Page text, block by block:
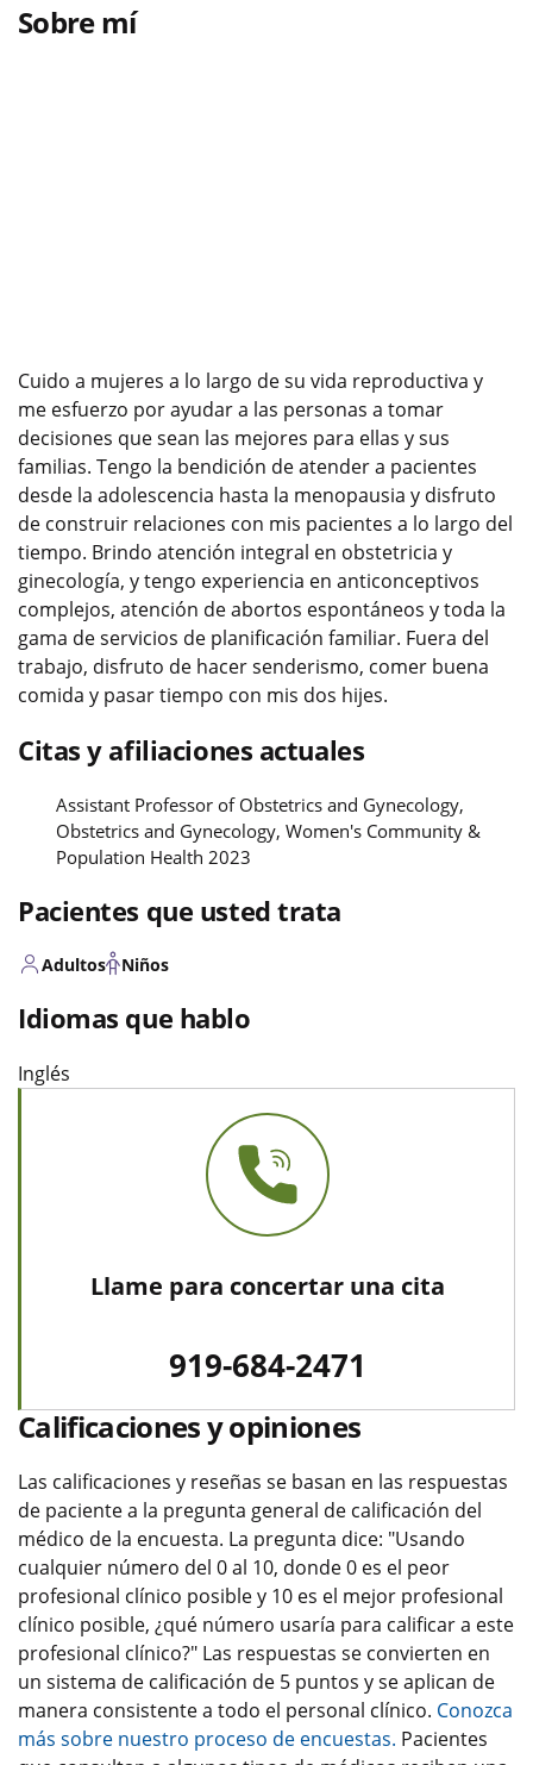
Sobre mí
Cuido a mujeres a lo largo de su vida reproductiva y
me esfuerzo por ayudar a las personas a tomar
decisiones que sean las mejores para ellas y sus
familias. Tengo la bendición de atender a pacientes
desde la adolescencia hasta la menopausia y disfruto
de construir relaciones con mis pacientes a lo largo del
tiempo. Brindo atención integral en obstetricia y
ginecología, y tengo experiencia en anticonceptivos
complejos, atención de abortos espontáneos y toda la
gama de servicios de planificación familiar. Fuera del
trabajo, disfruto de hacer senderismo, comer buena
comida y pasar tiempo con mis dos hijes.
Citas y afiliaciones actuales
Assistant Professor of Obstetrics and Gynecology,
Obstetrics and Gynecology, Women's Community &
Population Health 2023
Pacientes que usted trata
Adultos Niños
Idiomas que hablo
Inglés
Llame para concertar una cita
919-684-2471
Calificaciones y opiniones
Las calificaciones y reseñas se basan en las respuestas
de paciente a la pregunta general de calificación del
médico de la encuesta. La pregunta dice: "Usando
cualquier número del 0 al 10, donde 0 es el peor
profesional clínico posible y 10 es el mejor profesional
clínico posible, ¿qué número usaría para calificar a este
profesional clínico?" Las respuestas se convierten en
un sistema de calificación de 5 puntos y se aplican de
manera consistente a todo el personal clínico. Conozca
más sobre nuestro proceso de encuestas. Pacientes